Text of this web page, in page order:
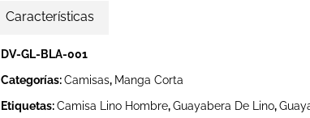
Características
DV-GL-BLA-001
Categorías:Camisas, Manga Corta
Etiquetas:Camisa Lino Hombre,Guayabera De Lino,